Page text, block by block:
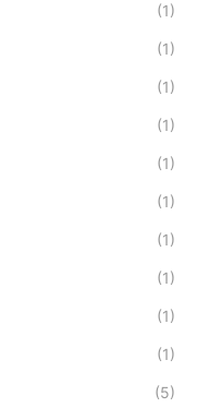
(1)
(1)
(1)
(1)
(1)
(1)
(1)
(1)
(1)
(1)
(5)